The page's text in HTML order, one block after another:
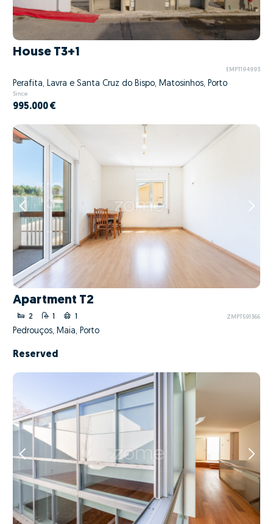
House T3+1
EMPT194993
Perafita, Lavra e Santa Cruz do Bispo, Matosinhos, Porto
Since
995.000 €
Apartment T2
2 1 1 ZMPT591366
Pedrouços, Maia, Porto
Reserved